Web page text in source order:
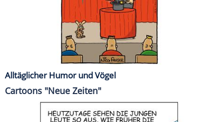
Alltäglicher Humor und Vögel
Cartoons "Neue Zeiten"